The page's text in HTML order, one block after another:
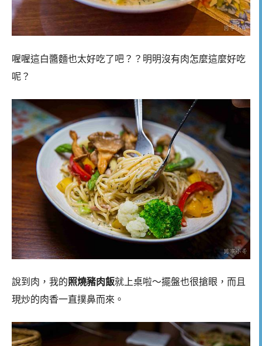
喔喔這白醬麵也太好吃了吧？？明明沒有肉怎麼這麼好吃
呢？
說到肉，我的照燒豬肉飯就上桌啦～擺盤也很搶眼，而且
現炒的肉香一直撲鼻而來。